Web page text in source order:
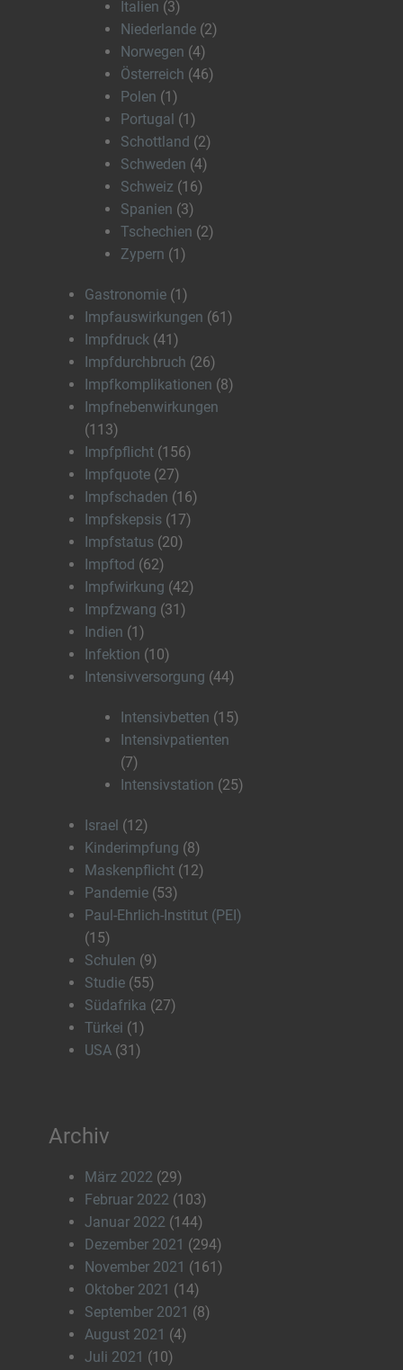
Italien (3)
Niederlande (2)
Norwegen (4)
Österreich (46)
Polen (1)
Portugal (1)
Schottland (2)
Schweden (4)
Schweiz (16)
Spanien (3)
Tschechien (2)
Zypern (1)
Gastronomie (1)
Impfauswirkungen (61)
Impfdruck (41)
Impfdurchbruch (26)
Impfkomplikationen (8)
Impfnebenwirkungen
(113)
Impfpflicht (156)
Impfquote (27)
Impfschaden (16)
Impfskepsis (17)
Impfstatus (20)
Impftod (62)
Impfwirkung (42)
Impfzwang (31)
Indien (1)
Infektion (10)
Intensivversorgung (44)
Intensivbetten (15)
Intensivpatienten
(7)
Intensivstation (25)
Israel (12)
Kinderimpfung (8)
Maskenpflicht (12)
Pandemie (53)
Paul-Ehrlich-Institut (PEI)
(15)
Schulen (9)
Studie (55)
Südafrika (27)
Türkei (1)
USA (31)
Archiv
März 2022 (29)
Februar 2022 (103)
Januar 2022 (144)
Dezember 2021 (294)
November 2021 (161)
Oktober 2021 (14)
September 2021 (8)
August 2021 (4)
Juli 2021 (10)